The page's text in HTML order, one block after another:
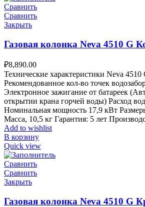
Сравнить
Сравнить
Закрыть
Газовая колонка Neva 4510 G
₽8,890.00
Технические характеристики Neva 4510
Рекомендованное кол-во точек
Электронное зажигание от батареек
открытии крана горчей воды) Расход
Номинальная мощность 17,9 кВт
Масса, 10,5 кг Гарантия: 5 лет
Add to wishlist
В корзину
Quick view
Сравнить
Сравнить
Закрыть
Газовая колонка Neva 4510 G